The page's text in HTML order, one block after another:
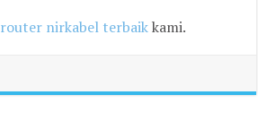
router nirkabel terbaikkami.